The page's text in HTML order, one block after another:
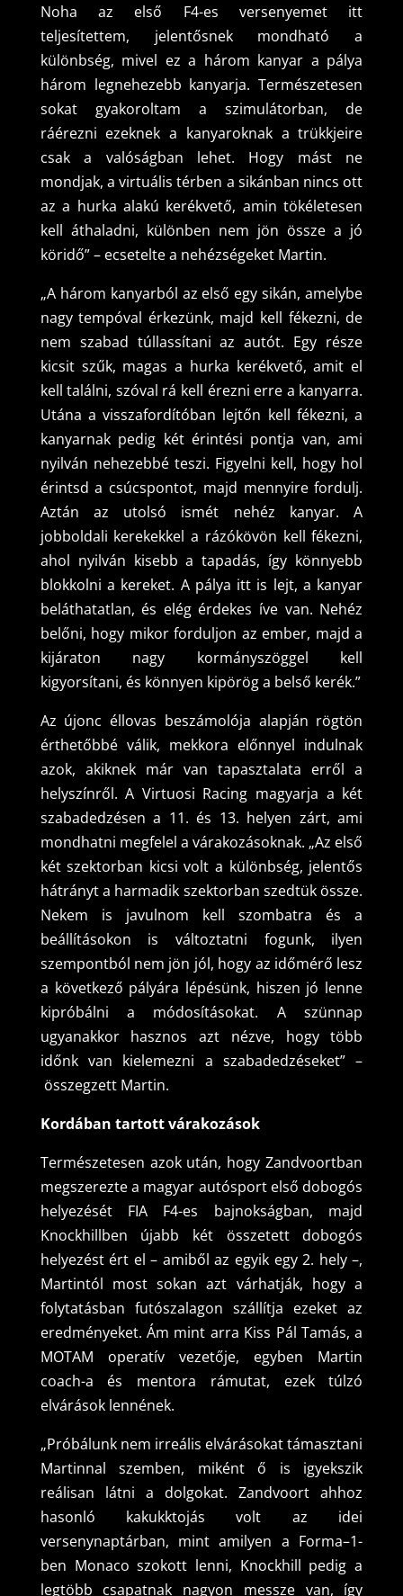
Noha az első F4-es versenyemet itt
teljesítettem, jelentősnek mondható a
különbség, mivel ez a három kanyar a pálya
három legnehezebb kanyarja. Természetesen
sokat gyakoroltam a szimulátorban, de
ráérezni ezeknek a kanyaroknak a trükkjeire
csak a valóságban lehet. Hogy mást ne
mondjak, a virtuális térben a sikánban nincs ott
az a hurka alakú kerékvető, amin tökéletesen
kell áthaladni, különben nem jön össze a jó
köridő” – ecsetelte a nehézségeket Martin.
„A három kanyarból az első egy sikán, amelybe
nagy tempóval érkezünk, majd kell fékezni, de
nem szabad túllassítani az autót. Egy része
kicsit szűk, magas a hurka kerékvető, amit el
kell találni, szóval rá kell érezni erre a kanyarra.
Utána a visszafordítóban lejtőn kell fékezni, a
kanyarnak pedig két érintési pontja van, ami
nyilván nehezebbé teszi. Figyelni kell, hogy hol
érintsd a csúcspontot, majd mennyire fordulj.
Aztán az utolsó ismét nehéz kanyar. A
jobboldali kerekekkel a rázókövön kell fékezni,
ahol nyilván kisebb a tapadás, így könnyebb
blokkolni a kereket. A pálya itt is lejt, a kanyar
beláthatatlan, és elég érdekes íve van. Nehéz
belőni, hogy mikor forduljon az ember, majd a
kijáraton nagy kormányszöggel kell
kigyorsítani, és könnyen kipörög a belső kerék.”
Az újonc éllovas beszámolója alapján rögtön
érthetőbbé válik, mekkora előnnyel indulnak
azok, akiknek már van tapasztalata erről a
helyszínről. A Virtuosi Racing magyarja a két
szabadedzésen a 11. és 13. helyen zárt, ami
mondhatni megfelel a várakozásoknak. „Az első
két szektorban kicsi volt a különbség, jelentős
hátrányt a harmadik szektorban szedtük össze.
Nekem is javulnom kell szombatra és a
beállításokon is változtatni fogunk, ilyen
szempontból nem jön jól, hogy az időmérő lesz
a következő pályára lépésünk, hiszen jó lenne
kipróbálni a módosításokat. A szünnap
ugyanakkor hasznos azt nézve, hogy több
időnk van kielemezni a szabadedzéseket” –
összegzett Martin.
Kordában tartott várakozások
Természetesen azok után, hogy Zandvoortban
megszerezte a magyar autósport első dobogós
helyezését FIA F4-es bajnokságban, majd
Knockhillben újabb két összetett dobogós
helyezést ért el – amiből az egyik egy 2. hely –,
Martintól most sokan azt várhatják, hogy a
folytatásban futószalagon szállítja ezeket az
eredményeket. Ám mint arra Kiss Pál Tamás, a
MOTAM operatív vezetője, egyben Martin
coach-a és mentora rámutat, ezek túlzó
elvárások lennének.
„Próbálunk nem irreális elvárásokat támasztani
Martinnal szemben, miként ő is igyekszik
reálisan látni a dolgokat. Zandvoort ahhoz
hasonló kakukktojás volt az idei
versenynaptárban, mint amilyen a Forma–1-
ben Monaco szokott lenni, Knockhill pedig a
legtöbb csapatnak nagyon messze van, így